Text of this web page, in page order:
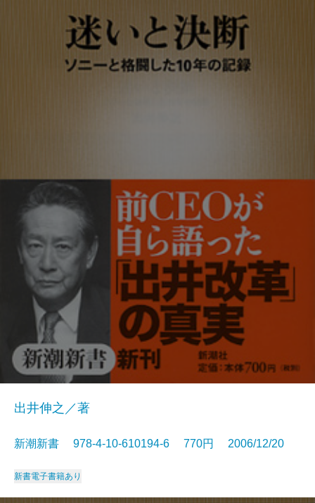
出井伸之／著
新潮新書 978-4-10-610194-6 770円 2006/12/20
新書電子書籍あり